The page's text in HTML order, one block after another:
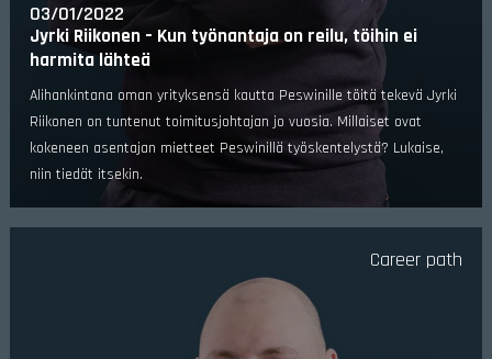
03/01/2022
Jyrki Riikonen – Kun työnantaja on reilu, töihin ei
harmita lähteä
Alihankintana oman yrityksensä kautta Peswinille töitä tekevä Jyrki
Riikonen on tuntenut toimitusjohtajan jo vuosia. Millaiset ovat
kokeneen asentajan mietteet Peswinillä työskentelystä? Lukaise,
niin tiedät itsekin.
Career path